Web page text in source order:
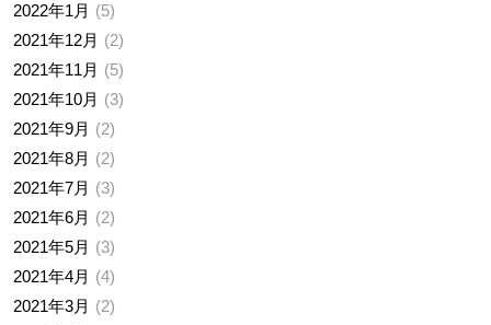
2022年1月
5
2021年12月
2
2021年11月
5
2021年10月
3
2021年9月
2
2021年8月
2
2021年7月
3
2021年6月
2
2021年5月
3
2021年4月
4
2021年3月
2